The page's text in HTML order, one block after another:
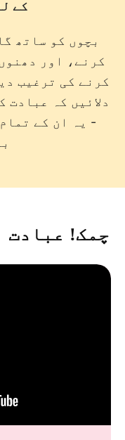
کے
بچوں کو ساتھ
کرنے، اور
کرنے کی ترغیب
دلائیں کہ
- یہ ان کے
چمک! عبادت